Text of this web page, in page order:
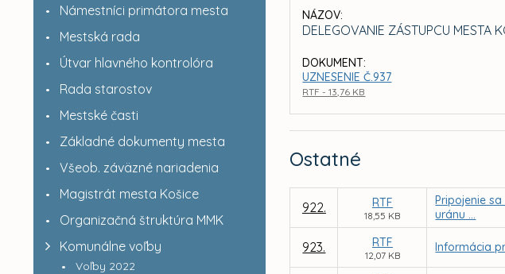
Námestníci primátora mesta
Mestská rada
Útvar hlavného kontrolóra
Rada starostov
Mestské časti
Základné dokumenty mesta
Všeob. záväzné nariadenia
Magistrát mesta Košice
Organizačná štruktúra MMK
Komunálne voľby
Voľby 2022
NÁZOV:
DELEGOVANIE ZÁSTUPCU MESTA
DOKUMENT:
UZNESENIE Č.937
RTF - 13,76 KB
Ostatné
922. RTF
18,55 KB
Pripojenie
uránu ...
923. RTF
12,07 KB
Informácia